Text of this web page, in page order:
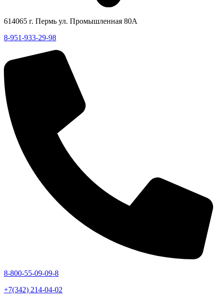
614065 г. Пермь ул. Промышленная 80А
8-951-933-29-98
8-800-55-09-09-8
+7(342) 214-04-02